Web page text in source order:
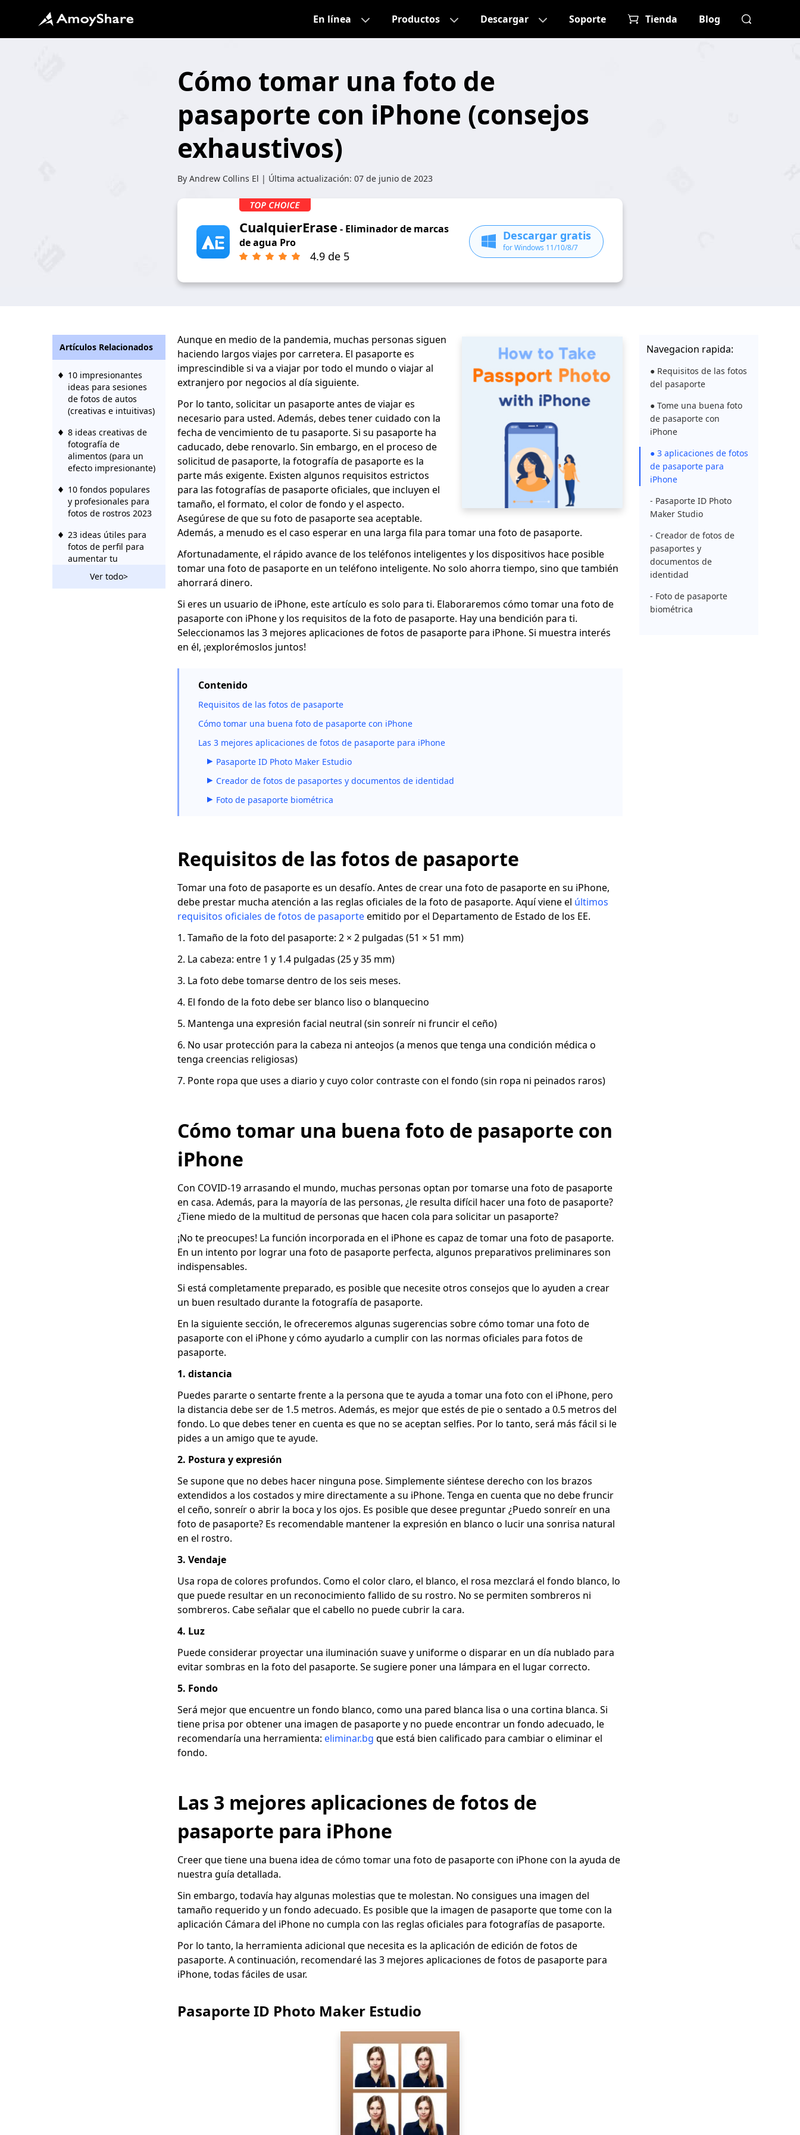
En línea Productos Descargar Soporte Tienda Blog
Cómo tomar una foto de
pasaporte con iPhone (consejos
exhaustivos)
By Andrew Collins El | Última actualización: 07 de junio de 2023
CualquierErase - Eliminador de marcas
de agua Pro
4.9 de 5
Descargar gratis
for Windows 11/10/8/7
Aunque en medio de la pandemia, muchas personas siguen
haciendo largos viajes por carretera. El pasaporte es
imprescindible si va a viajar por todo el mundo o viajar al
extranjero por negocios al día siguiente.
Por lo tanto, solicitar un pasaporte antes de viajar es
necesario para usted. Además, debes tener cuidado con la
fecha de vencimiento de tu pasaporte. Si su pasaporte ha
caducado, debe renovarlo. Sin embargo, en el proceso de
solicitud de pasaporte, la fotografía de pasaporte es la
parte más exigente. Existen algunos requisitos estrictos
para las fotografías de pasaporte oficiales, que incluyen el
tamaño, el formato, el color de fondo y el aspecto.
Asegúrese de que su foto de pasaporte sea aceptable.
Además, a menudo es el caso esperar en una larga fila para tomar una foto de pasaporte.
Afortunadamente, el rápido avance de los teléfonos inteligentes y los dispositivos hace posible
tomar una foto de pasaporte en un teléfono inteligente. No solo ahorra tiempo, sino que también
ahorrará dinero.
Si eres un usuario de iPhone, este artículo es solo para ti. Elaboraremos cómo tomar una foto de
pasaporte con iPhone y los requisitos de la foto de pasaporte. Hay una bendición para ti.
Seleccionamos las 3 mejores aplicaciones de fotos de pasaporte para iPhone. Si muestra interés
en él, ¡explorémoslos juntos!
Contenido
Requisitos de las fotos de pasaporte
Cómo tomar una buena foto de pasaporte con iPhone
Las 3 mejores aplicaciones de fotos de pasaporte para iPhone
Pasaporte ID Photo Maker Estudio
Creador de fotos de pasaportes y documentos de identidad
Foto de pasaporte biométrica
Requisitos de las fotos de pasaporte
Tomar una foto de pasaporte es un desafío. Antes de crear una foto de pasaporte en su iPhone,
debe prestar mucha atención a las reglas oficiales de la foto de pasaporte. Aquí viene el últimos
requisitos oficiales de fotos de pasaporteemitido por el Departamento de Estado de los EE.
1. Tamaño de la foto del pasaporte: 2 × 2 pulgadas (51 × 51 mm)
2. La cabeza: entre 1 y 1.4 pulgadas (25 y 35 mm)
3. La foto debe tomarse dentro de los seis meses.
4. El fondo de la foto debe ser blanco liso o blanquecino
5. Mantenga una expresión facial neutral (sin sonreír ni fruncir el ceño)
6. No usar protección para la cabeza ni anteojos (a menos que tenga una condición médica o
tenga creencias religiosas)
7. Ponte ropa que uses a diario y cuyo color contraste con el fondo (sin ropa ni peinados raros)
Cómo tomar una buena foto de pasaporte con
iPhone
Con COVID-19 arrasando el mundo, muchas personas optan por tomarse una foto de pasaporte
en casa. Además, para la mayoría de las personas, ¿le resulta difícil hacer una foto de pasaporte?
¿Tiene miedo de la multitud de personas que hacen cola para solicitar un pasaporte?
¡No te preocupes! La función incorporada en el iPhone es capaz de tomar una foto de pasaporte.
En un intento por lograr una foto de pasaporte perfecta, algunos preparativos preliminares son
indispensables.
Si está completamente preparado, es posible que necesite otros consejos que lo ayuden a crear
un buen resultado durante la fotografía de pasaporte.
En la siguiente sección, le ofreceremos algunas sugerencias sobre cómo tomar una foto de
pasaporte con el iPhone y cómo ayudarlo a cumplir con las normas oficiales para fotos de
pasaporte.
1. distancia
Puedes pararte o sentarte frente a la persona que te ayuda a tomar una foto con el iPhone, pero
la distancia debe ser de 1.5 metros. Además, es mejor que estés de pie o sentado a 0.5 metros del
fondo. Lo que debes tener en cuenta es que no se aceptan selfies. Por lo tanto, será más fácil si le
pides a un amigo que te ayude.
2. Postura y expresión
Se supone que no debes hacer ninguna pose. Simplemente siéntese derecho con los brazos
extendidos a los costados y mire directamente a su iPhone. Tenga en cuenta que no debe fruncir
el ceño, sonreír o abrir la boca y los ojos. Es posible que desee preguntar ¿Puedo sonreír en una
foto de pasaporte? Es recomendable mantener la expresión en blanco o lucir una sonrisa natural
en el rostro.
3. Vendaje
Usa ropa de colores profundos. Como el color claro, el blanco, el rosa mezclará el fondo blanco, lo
que puede resultar en un reconocimiento fallido de su rostro. No se permiten sombreros ni
sombreros. Cabe señalar que el cabello no puede cubrir la cara.
4. Luz
Puede considerar proyectar una iluminación suave y uniforme o disparar en un día nublado para
evitar sombras en la foto del pasaporte. Se sugiere poner una lámpara en el lugar correcto.
5. Fondo
Será mejor que encuentre un fondo blanco, como una pared blanca lisa o una cortina blanca. Si
tiene prisa por obtener una imagen de pasaporte y no puede encontrar un fondo adecuado, le
recomendaría una herramienta: eliminar.bg que está bien calificado para cambiar o eliminar el
fondo.
Las 3 mejores aplicaciones de fotos de
pasaporte para iPhone
Creer que tiene una buena idea de cómo tomar una foto de pasaporte con iPhone con la ayuda de
nuestra guía detallada.
Sin embargo, todavía hay algunas molestias que te molestan. No consigues una imagen del
tamaño requerido y un fondo adecuado. Es posible que la imagen de pasaporte que tome con la
aplicación Cámara del iPhone no cumpla con las reglas oficiales para fotografías de pasaporte.
Por lo tanto, la herramienta adicional que necesita es la aplicación de edición de fotos de
pasaporte. A continuación, recomendaré las 3 mejores aplicaciones de fotos de pasaporte para
iPhone, todas fáciles de usar.
Pasaporte ID Photo Maker Estudio
Navegacion rapida:
● Requisitos de las fotos
del pasaporte
● Tome una buena foto
de pasaporte con
iPhone
● 3 aplicaciones de fotos
de pasaporte para
iPhone
- Pasaporte ID Photo
Maker Studio
- Creador de fotos de
pasaportes y
documentos de
identidad
- Foto de pasaporte
biométrica
Artículos Relacionados
10 impresionantes
ideas para sesiones
de fotos de autos
(creativas e intuitivas)
8 ideas creativas de
fotografía de
alimentos (para un
efecto impresionante)
10 fondos populares
y profesionales para
fotos de rostros 2023
23 ideas útiles para
fotos de perfil para
aumentar tu
presencia social
Las 10 mejores ideas
Ver todo>